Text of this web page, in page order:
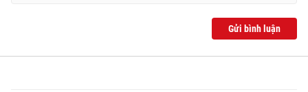
Gửi bình luận